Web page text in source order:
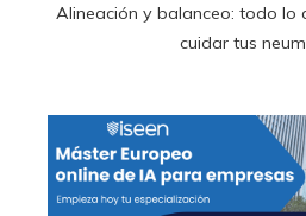
Alineación y balanceo: todo lo
cuidar tus